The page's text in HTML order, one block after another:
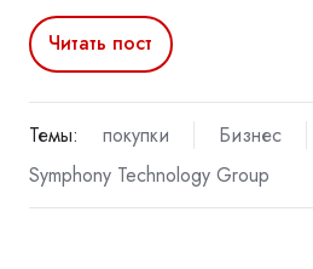
Читать пост
Темы: покупки Бизнес
Symphony Technology Group